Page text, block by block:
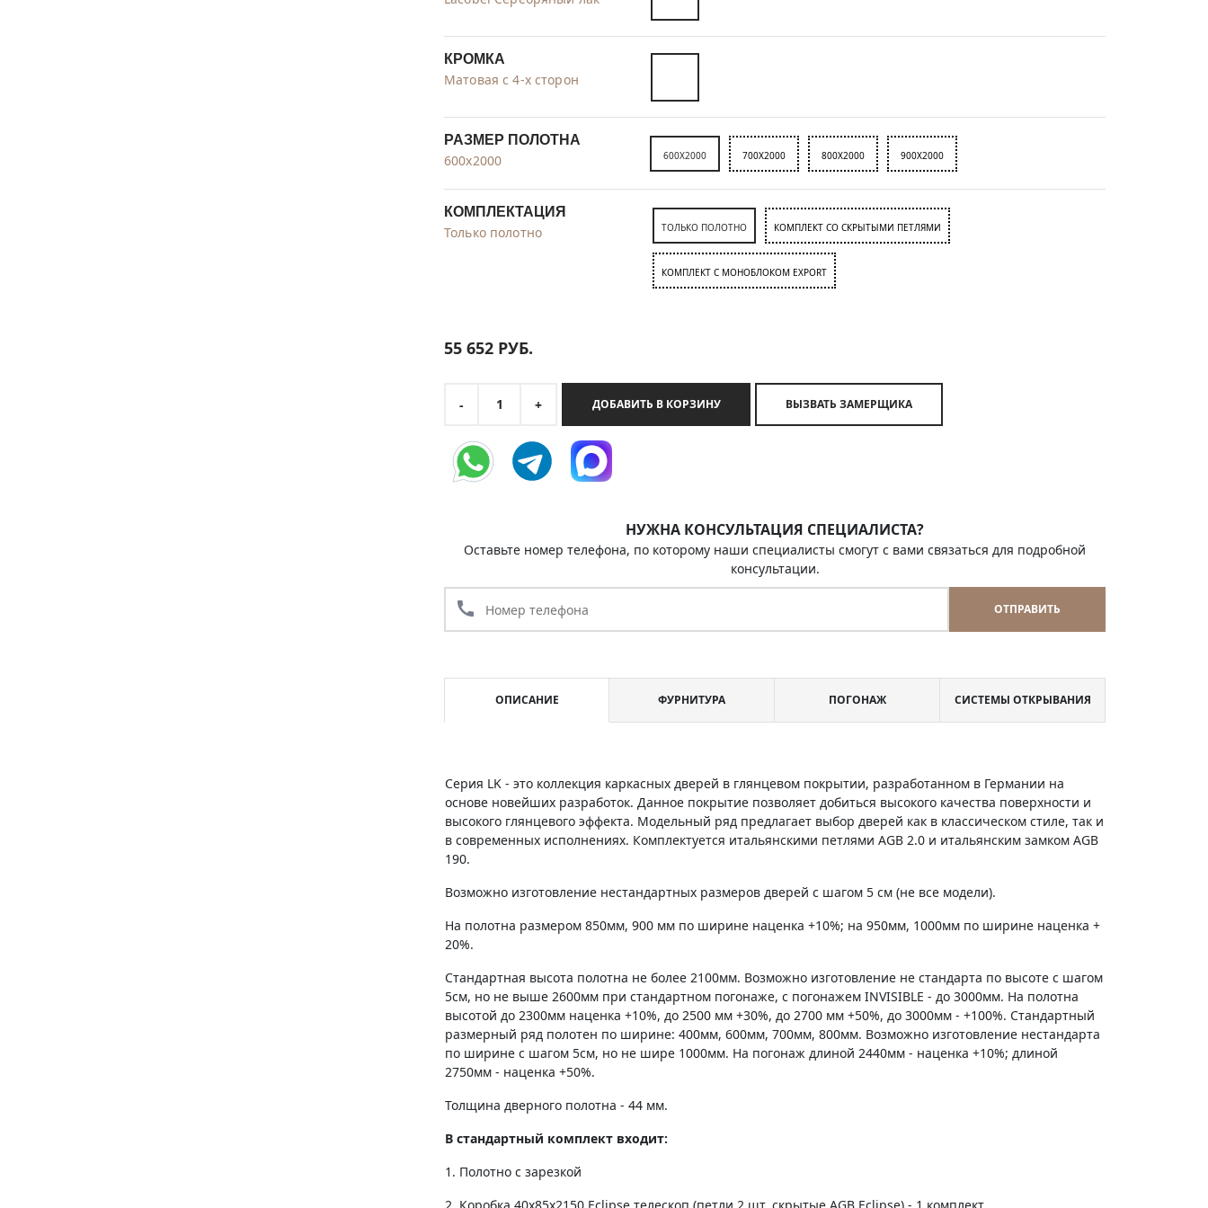
КРОМКА
Матовая с 4-х сторон
РАЗМЕР ПОЛОТНА
600x2000 600X2000 700X2000 800X2000 900X2000
КОМПЛЕКТАЦИЯ
Только полотно ТОЛЬКО ПОЛОТНО КОМПЛЕКТ СО СКРЫТЫМИ ПЕТЛЯМИ
КОМПЛЕКТ C МОНОБЛОКОМ EXPORT
55 652 РУБ.
- 1 + ДОБАВИТЬ В КОРЗИНУ ВЫЗВАТЬ ЗАМЕРЩИКА
НУЖНА КОНСУЛЬТАЦИЯ СПЕЦИАЛИСТА?
Оставьте номер телефона, по которому наши специалисты смогут с вами связаться для подробной
консультации.
call ОТПРАВИТЬ
ОПИСАНИЕ ФУРНИТУРА ПОГОНАЖ СИСТЕМЫ ОТКРЫВАНИЯ
Серия LK - это коллекция каркасных дверей в глянцевом покрытии, разработанном в Германии на
основе новейших разработок. Данное покрытие позволяет добиться высокого качества поверхности и
высокого глянцевого эффекта. Модельный ряд предлагает выбор дверей как в классическом стиле, так и
в современных исполнениях. Комплектуется итальянскими петлями AGB 2.0 и итальянским замком AGB
190.
Возможно изготовление нестандартных размеров дверей с шагом 5 см (не все модели).
На полотна размером 850мм, 900 мм по ширине наценка +10%; на 950мм, 1000мм по ширине наценка +
20%.
Стандартная высота полотна не более 2100мм. Возможно изготовление не стандарта по высоте с шагом
5см, но не выше 2600мм при стандартном погонаже, с погонажем INVISIBLE - до 3000мм. На полотна
высотой до 2300мм наценка +10%, до 2500 мм +30%, до 2700 мм +50%, до 3000мм - +100%. Стандартный
размерный ряд полотен по ширине: 400мм, 600мм, 700мм, 800мм. Возможно изготовление нестандарта
по ширине с шагом 5см, но не шире 1000мм. На погонаж длиной 2440мм - наценка +10%; длиной
2750мм - наценка +50%.
Толщина дверного полотна - 44 мм.
В стандартный комплект входит:
1. Полотно c зарезкой